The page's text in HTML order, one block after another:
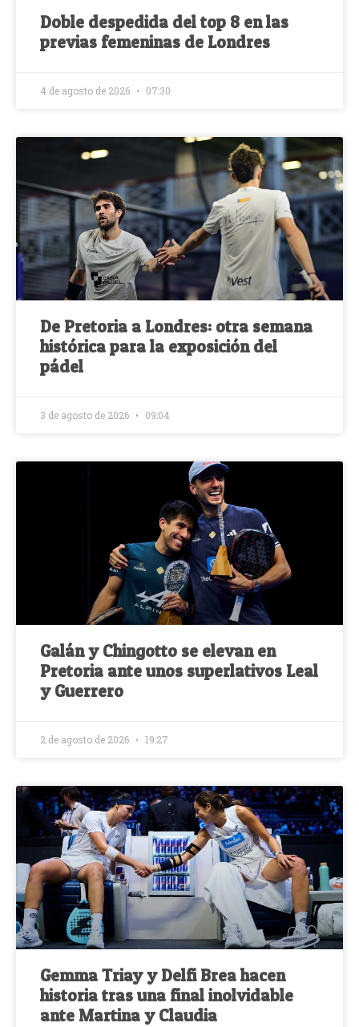
Doble despedida del top 8 en las
previas femeninas de Londres
4 de agosto de 2026 07:30
De Pretoria a Londres: otra semana
histórica para la exposición del
pádel
3 de agosto de 2026 09:04
Galán y Chingotto se elevan en
Pretoria ante unos superlativos Leal
y Guerrero
2 de agosto de 2026 19:27
Gemma Triay y Delfi Brea hacen
historia tras una final inolvidable
ante Martina y Claudia